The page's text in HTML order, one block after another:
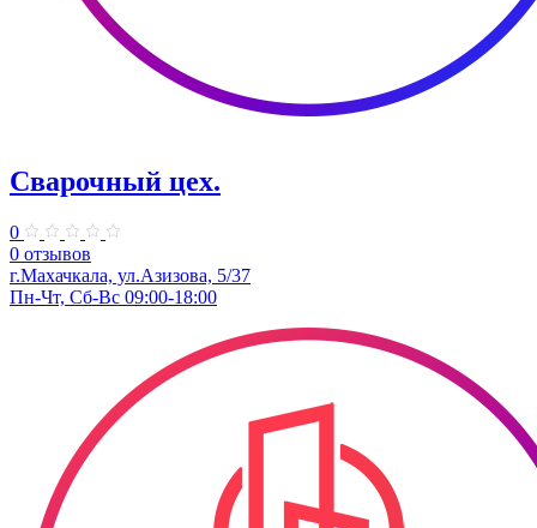
Сварочный цех.
0
0 отзывов
г.Махачкала, ​ул.Азизова, 5/37
Пн-Чт, Сб-Вс 09:00-18:00